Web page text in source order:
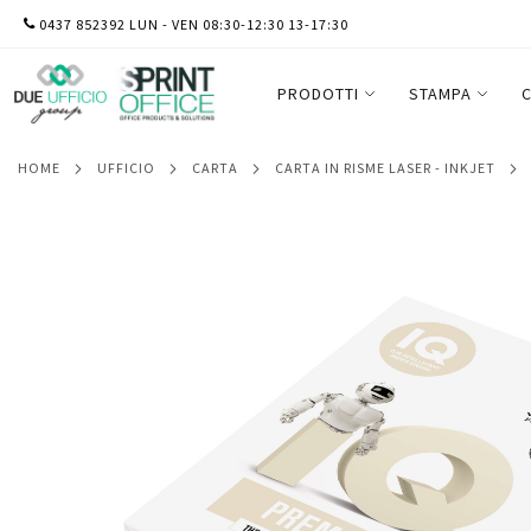
SALTA
CONTENUTO
0437 852392 LUN - VEN 08:30-12:30 13-17:30
PRODOTTI STAMPA
HOME UFFICIO CARTA CARTA IN RISME LASER - INKJET